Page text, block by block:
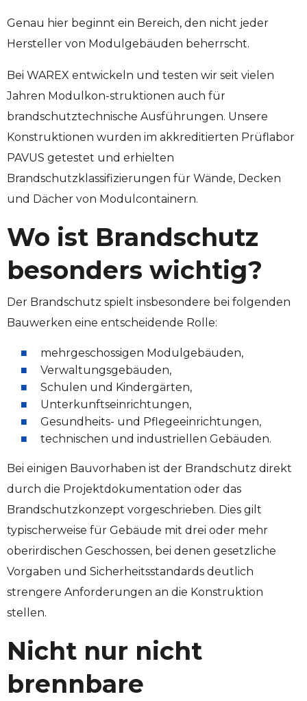
Genau hier beginnt ein Bereich, den nicht jeder
Hersteller von Modulgebäuden beherrscht.
Bei WAREX entwickeln und testen wir seit vielen
Jahren Modulkon-struktionen auch für
brandschutztechnische Ausführungen. Unsere
Konstruktionen wurden im akkreditierten Prüflabor
PAVUS getestet und erhielten
Brandschutzklassifizierungen für Wände, Decken
und Dächer von Modulcontainern.
Wo ist Brandschutz
besonders wichtig?
Der Brandschutz spielt insbesondere bei folgenden
Bauwerken eine entscheidende Rolle:
mehrgeschossigen Modulgebäuden,
Verwaltungsgebäuden,
Schulen und Kindergärten,
Unterkunftseinrichtungen,
Gesundheits- und Pflegeeinrichtungen,
technischen und industriellen Gebäuden.
Bei einigen Bauvorhaben ist der Brandschutz direkt
durch die Projektdokumentation oder das
Brandschutzkonzept vorgeschrieben. Dies gilt
typischerweise für Gebäude mit drei oder mehr
oberirdischen Geschossen, bei denen gesetzliche
Vorgaben und Sicherheitsstandards deutlich
strengere Anforderungen an die Konstruktion
stellen.
Nicht nur nicht
brennbare